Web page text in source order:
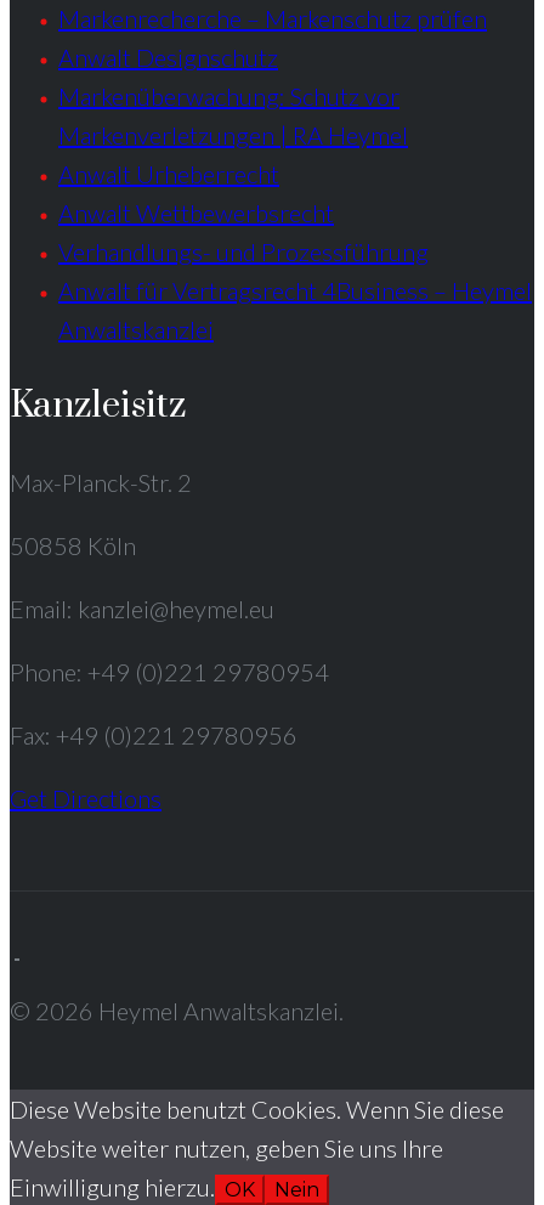
Markenrecherche – Markenschutz prüfen
Anwalt Designschutz
Markenüberwachung: Schutz vor
Markenverletzungen | RA Heymel
Anwalt Urheberrecht
Anwalt Wettbewerbsrecht
Verhandlungs- und Prozessführung
Anwalt für Vertragsrecht 4Business – Heymel
Anwaltskanzlei
Kanzleisitz
Max-Planck-Str. 2
50858 Köln
Email: kanzlei@heymel.eu
Phone: +49 (0)221 29780954
Fax: +49 (0)221 29780956
Get Directions
© 2026 Heymel Anwaltskanzlei.
Diese Website benutzt Cookies. Wenn Sie diese
Website weiter nutzen, geben Sie uns Ihre
Einwilligung hierzu.
OK Nein